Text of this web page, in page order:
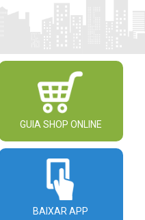
GUIA SHOP ONLINE
BAIXAR APP